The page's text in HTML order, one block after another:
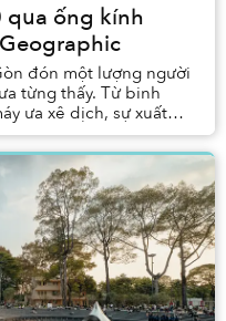
qua ống kính
đón một lượng người
từng thấy. Từ binh
ưa xê dịch, sự xuất
ảnh đồ sộ...